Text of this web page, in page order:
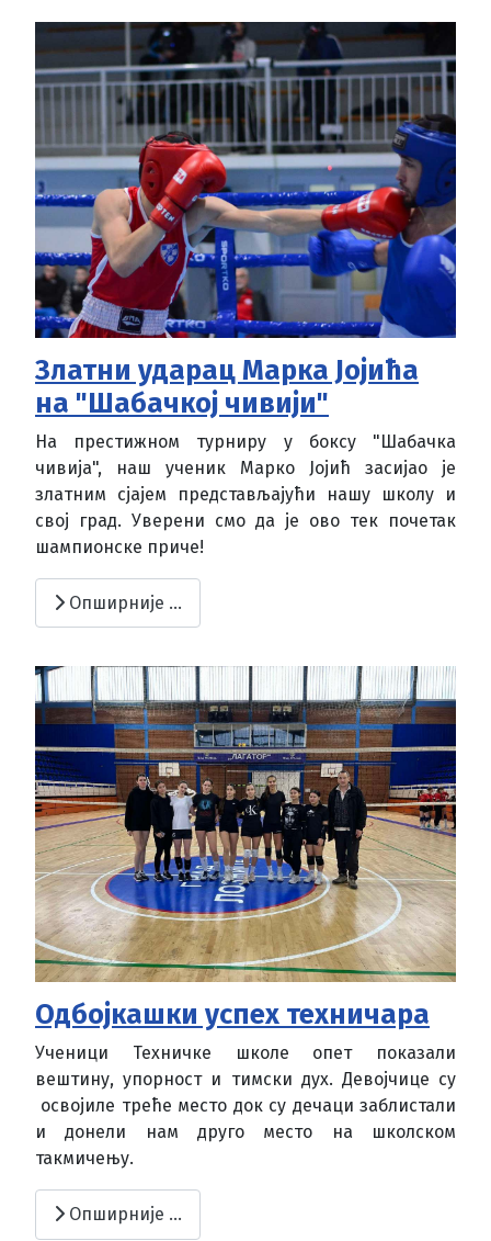
Златни ударац Марка Јојића
на "Шабачкој чивији"
На престижном турниру у боксу "Шабачка
чивија", наш ученик Марко Јојић засијао је
златним сјајем представљајући нашу школу и
свој град. Уверени смо да је ово тек почетак
шампионске приче!
Опширније …
Одбојкашки успех техничара
Ученици Техничке школе опет показали
вештину, упорност и тимски дух. Девојчице су
освојиле треће место док су дечаци заблистали
и донели нам друго место на школском
такмичењу.
Опширније …